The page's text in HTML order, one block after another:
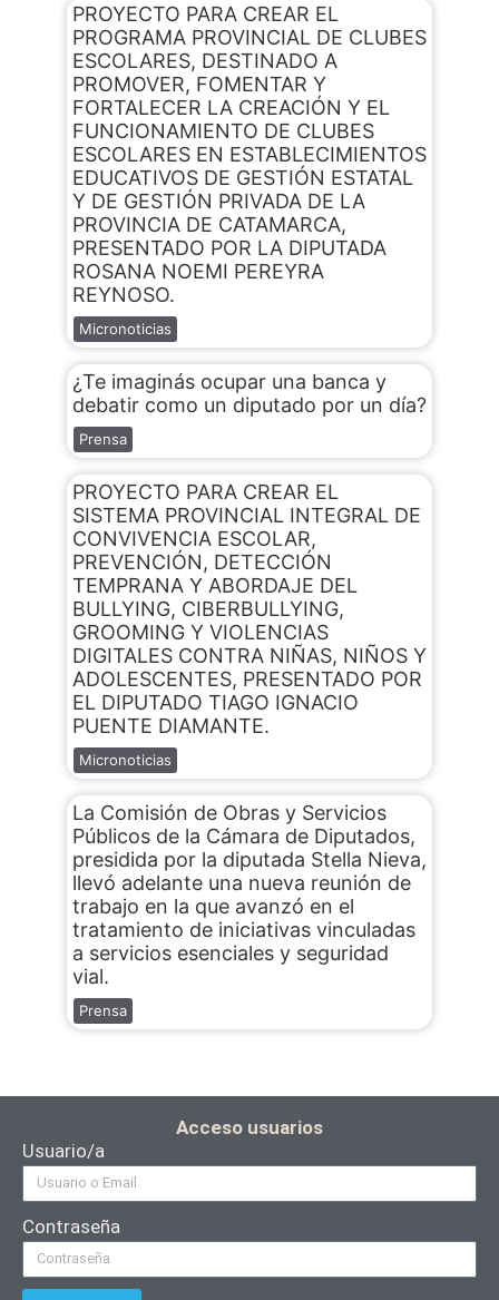
PROYECTO PARA CREAR EL
PROGRAMA PROVINCIAL DE CLUBES
ESCOLARES, DESTINADO A
PROMOVER, FOMENTAR Y
FORTALECER LA CREACIÓN Y EL
FUNCIONAMIENTO DE CLUBES
ESCOLARES EN ESTABLECIMIENTOS
EDUCATIVOS DE GESTIÓN ESTATAL
Y DE GESTIÓN PRIVADA DE LA
PROVINCIA DE CATAMARCA,
PRESENTADO POR LA DIPUTADA
ROSANA NOEMI PEREYRA
REYNOSO.
Micronoticias
¿Te imaginás ocupar una banca y
debatir como un diputado por un día?
Prensa
PROYECTO PARA CREAR EL
SISTEMA PROVINCIAL INTEGRAL DE
CONVIVENCIA ESCOLAR,
PREVENCIÓN, DETECCIÓN
TEMPRANA Y ABORDAJE DEL
BULLYING, CIBERBULLYING,
GROOMING Y VIOLENCIAS
DIGITALES CONTRA NIÑAS, NIÑOS Y
ADOLESCENTES, PRESENTADO POR
EL DIPUTADO TIAGO IGNACIO
PUENTE DIAMANTE.
Micronoticias
La Comisión de Obras y Servicios
Públicos de la Cámara de Diputados,
presidida por la diputada Stella Nieva,
llevó adelante una nueva reunión de
trabajo en la que avanzó en el
tratamiento de iniciativas vinculadas
a servicios esenciales y seguridad
vial.
Prensa
Acceso usuarios
Usuario/a
Contraseña